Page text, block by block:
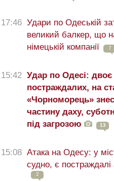
17:46 Удари по Одеській
великий балкер, що
німецькій компанії
7
15:42 Удар по Одесі: двоє
постраждалих, на
«Чорноморець»
частину даху,
під загрозою
13
15:08 Атака на Одесу: у
судно, є постраждалі
2